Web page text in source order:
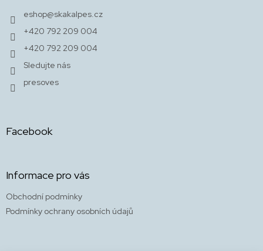
eshop@skakalpes.cz
+420 792 209 004
+420 792 209 004
Sledujte nás
presoves
Facebook
Informace pro vás
Obchodní podmínky
Podmínky ochrany osobních údajů